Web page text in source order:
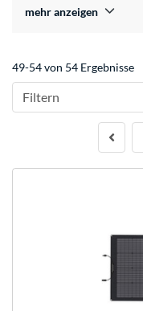
mehr anzeigen
49-54 von 54 Ergebnisse
Filtern